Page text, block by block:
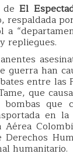
El
repliegues.
guerra han
entre las
que
que
en
humanitario.